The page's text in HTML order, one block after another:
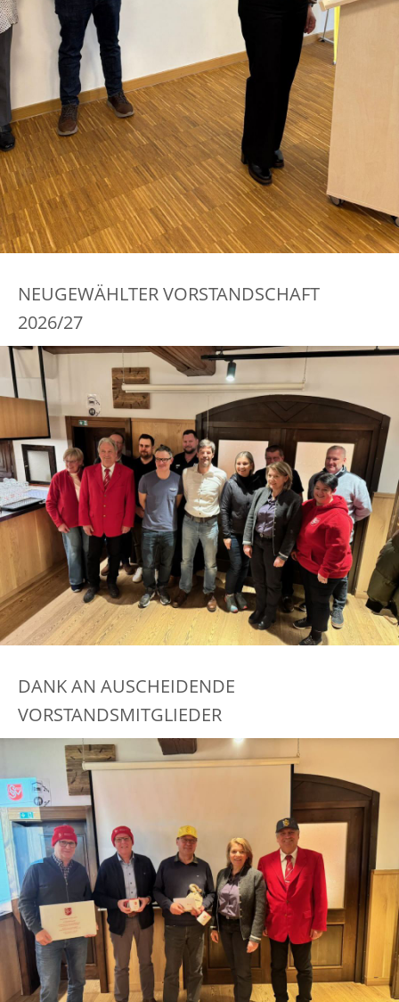
NEUGEWÄHLTER VORSTANDSCHAFT
2026/27
DANK AN AUSCHEIDENDE
VORSTANDSMITGLIEDER